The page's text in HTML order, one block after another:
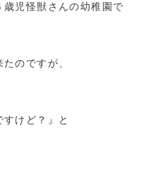
児怪獣さんの幼稚園で
のですが、
すけど？』と